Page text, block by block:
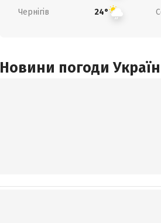
Чернігів 24°
Новини погоди